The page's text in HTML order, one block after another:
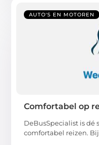
AUTO'S EN MOTOREN
Comfortabel op
DeBusSpecialist is dé
comfortabel reizen.